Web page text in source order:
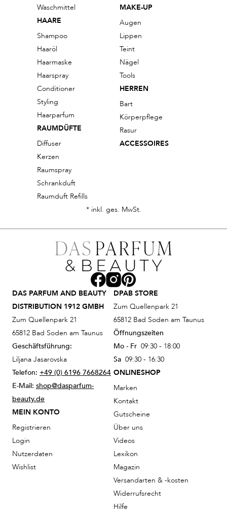
Waschmittel
HAARE
Shampoo
Haaröl
Haarmaske
Haarspray
Conditioner
Styling
Haarparfum
RAUMDÜFTE
Diffuser
Kerzen
Raumspray
Schrankduft
Raumduft Refills
MAKE-UP
Augen
Lippen
Teint
Nägel
Tools
HERREN
Bart
Körperpflege
Rasur
ACCESSOIRES
* inkl. ges. MwSt.
DAS PARFUM AND BEAUTY
DISTRIBUTION 1912 GMBH
Zum Quellenpark 21
65812 Bad Soden am Taunus
Geschäftsführung:
Liljana Jasarovska
Telefon: +49 (0) 6196 7668264
E-Mail: shop@dasparfum-
beauty.de
MEIN KONTO
Registrieren
Login
Nutzerdaten
Wishlist
DPAB STORE
Zum Quellenpark 21
65812 Bad Soden am Taunus
Öffnungszeiten
Mo - Fr 09:30 - 18:00
Sa 09:30 - 16:30
ONLINESHOP
Marken
Kontakt
Gutscheine
Über uns
Videos
Lexikon
Magazin
Versandarten & -kosten
Widerrufsrecht
Hilfe